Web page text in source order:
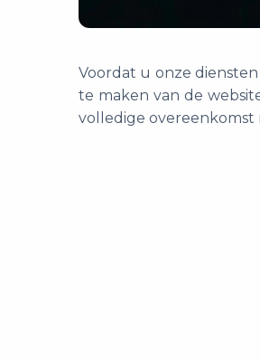
Voordat u onze
te maken van de
volledige overeenkomst